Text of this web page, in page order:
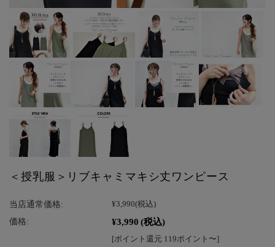
＜授乳服＞リブキャミマキシ丈ワンピース
当店通常価格: ¥3,990(税込)
価格: ¥3,990 (税込)
[ポイント還元 119ポイント〜]